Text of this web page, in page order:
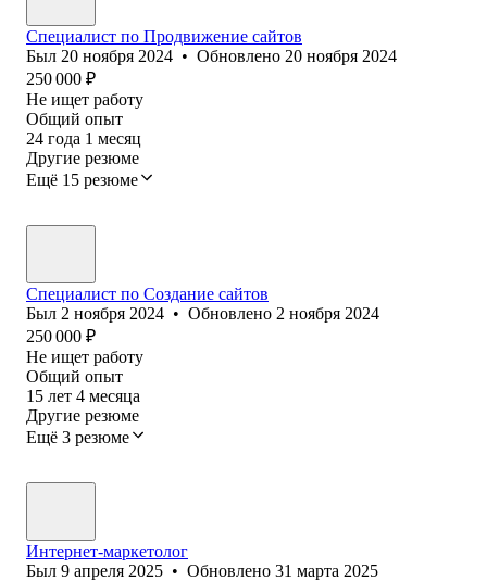
Специалист по Продвижение сайтов
Был 20 ноября 2024 • Обновлено 20 ноября 2024
250 000 ₽
Не ищет работу
Общий опыт
24 года 1 месяц
Другие резюме
Ещё 15 резюме
Специалист по Создание сайтов
Был 2 ноября 2024 • Обновлено 2 ноября 2024
250 000 ₽
Не ищет работу
Общий опыт
15 лет 4 месяца
Другие резюме
Ещё 3 резюме
Интернет-маркетолог
Был 9 апреля 2025 • Обновлено 31 марта 2025